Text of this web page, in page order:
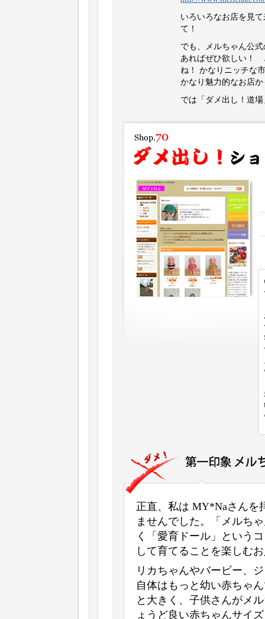
いろいろなお店を見
て！
でも、メルちゃん公
あればぜひ欲しい！
ね！ かなりニッチな
かなり魅力的なお店
では「ダメ出し！道
正直、私は MY*Naさんを
ませんでした。「メルち
く「愛育ドール」という
して育てることを楽しむ
リカちゃんやバービー、
自体はもっと幼い赤ちゃ
と大きく、子供さんがメ
ょうど良い赤ちゃんサイ